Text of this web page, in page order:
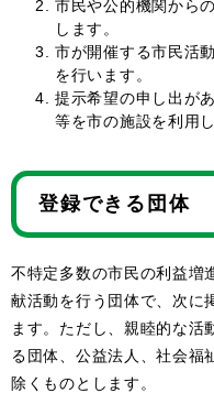
市民や公的機関から
します。
市が開催する市民活
を行います。
提示希望の申し出が
等を市の施設を利用
登録できる団体
不特定多数の市民の利益増
献活動を行う団体で、次に
ます。ただし、親睦的な活
る団体、公益法人、社会福
除くものとします。